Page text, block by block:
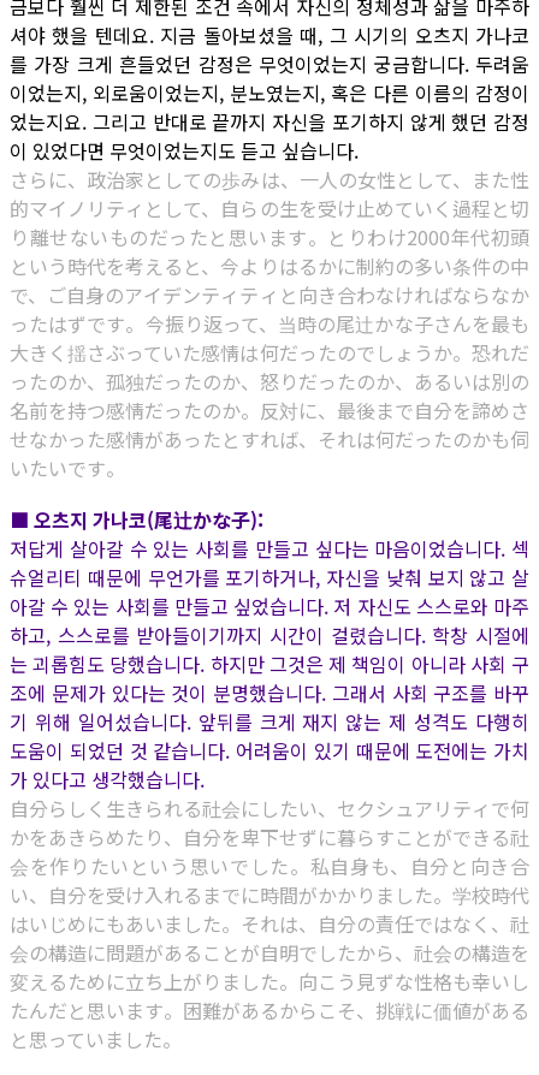
금보다 훨씬 더 제한된 조건 속에서 자신의 정체성과 삶을 마주하
셔야 했을 텐데요. 지금 돌아보셨을 때, 그 시기의 오츠지 가나코
를 가장 크게 흔들었던 감정은 무엇이었는지 궁금합니다. 두려움
이었는지, 외로움이었는지, 분노였는지, 혹은 다른 이름의 감정이
었는지요. 그리고 반대로 끝까지 자신을 포기하지 않게 했던 감정
이 있었다면 무엇이었는지도 듣고 싶습니다.
さらに、政治家としての歩みは、一人の女性として、また性
的マイノリティとして、自らの生を受け止めていく過程と切
り離せないものだったと思います。とりわけ2000年代初頭
という時代を考えると、今よりはるかに制約の多い条件の中
で、ご自身のアイデンティティと向き合わなければならなか
ったはずです。今振り返って、当時の尾辻かな子さんを最も
大きく揺さぶっていた感情は何だったのでしょうか。恐れだ
ったのか、孤独だったのか、怒りだったのか、あるいは別の
名前を持つ感情だったのか。反対に、最後まで自分を諦めさ
せなかった感情があったとすれば、それは何だったのかも伺
いたいです。
■ 오츠지 가나코(尾辻かな子):
저답게 살아갈 수 있는 사회를 만들고 싶다는 마음이었습니다. 섹
슈얼리티 때문에 무언가를 포기하거나, 자신을 낮춰 보지 않고 살
아갈 수 있는 사회를 만들고 싶었습니다. 저 자신도 스스로와 마주
하고, 스스로를 받아들이기까지 시간이 걸렸습니다. 학창 시절에
는 괴롭힘도 당했습니다. 하지만 그것은 제 책임이 아니라 사회 구
조에 문제가 있다는 것이 분명했습니다. 그래서 사회 구조를 바꾸
기 위해 일어섰습니다. 앞뒤를 크게 재지 않는 제 성격도 다행히
도움이 되었던 것 같습니다. 어려움이 있기 때문에 도전에는 가치
가 있다고 생각했습니다.
自分らしく生きられる社会にしたい、セクシュアリティで何
かをあきらめたり、自分を卑下せずに暮らすことができる社
会を作りたいという思いでした。私自身も、自分と向き合
い、自分を受け入れるまでに時間がかかりました。学校時代
はいじめにもあいました。それは、自分の責任ではなく、社
会の構造に問題があることが自明でしたから、社会の構造を
変えるために立ち上がりました。向こう見ずな性格も幸いし
たんだと思います。困難があるからこそ、挑戦に価値がある
と思っていました。